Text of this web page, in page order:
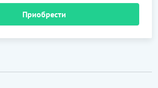
Приобрести